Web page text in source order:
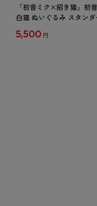
「初音ミク×招き猫」初音
白猫 ぬいぐるみ スタンダ
5,500 円